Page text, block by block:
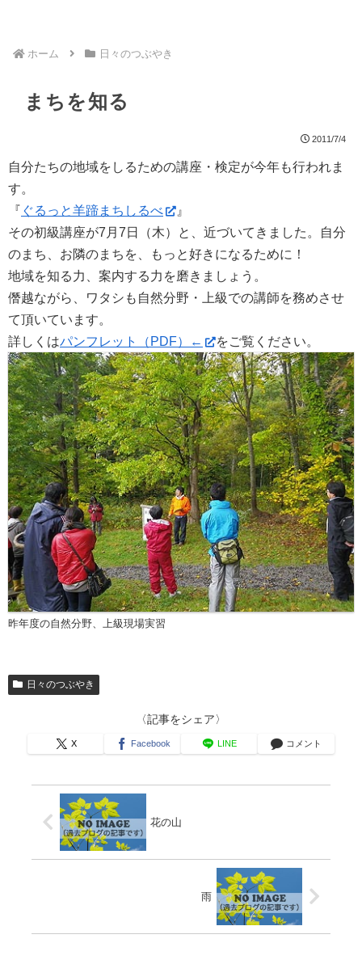
ホーム 日々のつぶやき
まちを知る
2011/7/4
自分たちの地域をしるための講座・検定が今年も行われま
す。
『 ぐるっと羊蹄まちしるべ
』
その初級講座が7月7日（木）と、近づいてきました。自分
のまち、お隣のまちを、もっと好きになるために！
地域を知る力、案内する力を磨きましょう。
僭越ながら、ワタシも自然分野・上級での講師を務めさせ
て頂いています。
詳しくはパンフレット（PDF）← をご覧ください。
昨年度の自然分野、上級現場実習
日々のつぶやき
〈記事をシェア〉
X Facebook LINE コメント
花の山
雨